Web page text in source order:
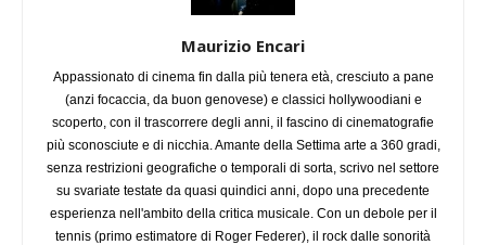
Maurizio Encari
Appassionato di cinema fin dalla più tenera età, cresciuto a pane
(anzi focaccia, da buon genovese) e classici hollywoodiani e
scoperto, con il trascorrere degli anni, il fascino di cinematografie
più sconosciute e di nicchia. Amante della Settima arte a 360 gradi,
senza restrizioni geografiche o temporali di sorta, scrivo nel settore
su svariate testate da quasi quindici anni, dopo una precedente
esperienza nell'ambito della critica musicale. Con un debole per il
tennis (primo estimatore di Roger Federer), il rock dalle sonorità